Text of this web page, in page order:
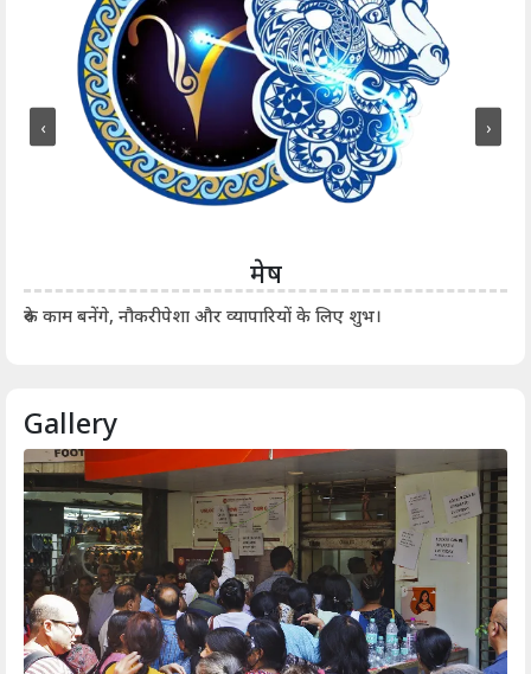
मेष
रुके काम बनेंगे, नौकरीपेशा और व्यापारियों के लिए शुभ।
‹ ›
Gallery